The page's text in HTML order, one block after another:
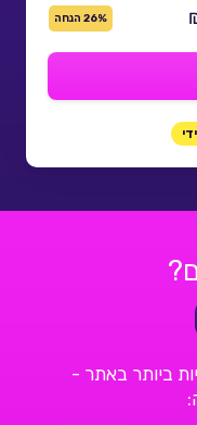
26% הנחה
ביותר באתר -